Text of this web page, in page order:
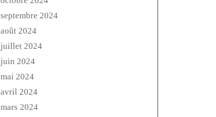
septembre 2024
août 2024
juillet 2024
juin 2024
mai 2024
avril 2024
mars 2024